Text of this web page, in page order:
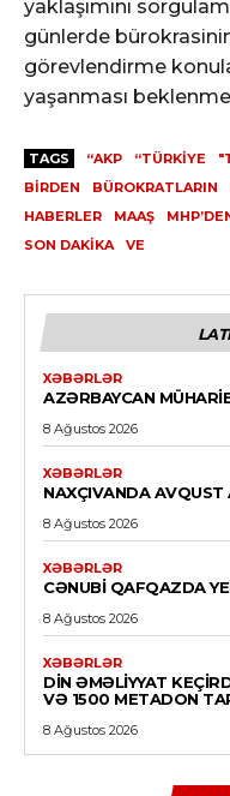
yaklaşımını
günlerde
görevlendirme
yaşanması
TAGS “AKP “TÜRKIYE
BIRDEN
BÜROKRATLARIN
HABERLER
MAAŞ
SON DAKIKA
VE
XƏBƏRLƏR
AZƏRBAYCAN
8 Ağustos 2026
XƏBƏRLƏR
NAXÇIVANDA AVQUST
8 Ağustos 2026
XƏBƏRLƏR
CƏNUBI QAFQAZDA
8 Ağustos 2026
XƏBƏRLƏR
DİN ƏMƏLIYYAT
VƏ 1500 METADON
8 Ağustos 2026